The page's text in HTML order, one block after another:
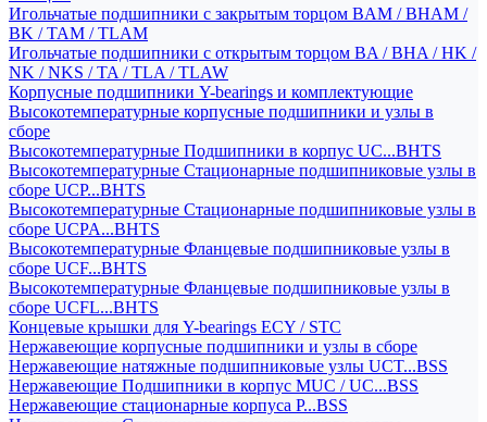
Игольчатые подшипники с закрытым торцом BAM / BHAM /
BK / TAM / TLAM
Игольчатые подшипники с открытым торцом BA / BHA / HK /
NK / NKS / TA / TLA / TLAW
Корпусные подшипники Y-bearings и комплектующие
Высокотемпературные корпусные подшипники и узлы в
сборе
Высокотемпературные Подшипники в корпус UC...BHTS
Высокотемпературные Стационарные подшипниковые узлы в
сборе UCP...BHTS
Высокотемпературные Стационарные подшипниковые узлы в
сборе UCPA...BHTS
Высокотемпературные Фланцевые подшипниковые узлы в
сборе UCF...BHTS
Высокотемпературные Фланцевые подшипниковые узлы в
сборе UCFL...BHTS
Концевые крышки для Y-bearings ECY / STC
Нержавеющие корпусные подшипники и узлы в сборе
Нержавеющие натяжные подшипниковые узлы UCT...BSS
Нержавеющие Подшипники в корпус MUC / UC...BSS
Нержавеющие стационарные корпуса P...BSS